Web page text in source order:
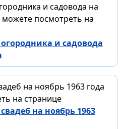
и садовода на
посмотреть на
и садовода
на ноябрь 1963 года
на странице
на ноябрь 1963